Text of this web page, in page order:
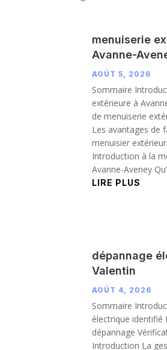
menuiserie
Avanne-
AOÛT 5, 2026
Sommaire
extérieure à
de menuiserie
Les avantages de
menuisier
Introduction à la
Avanne-Aveney
LIRE PLUS
dépannage
Valentin
AOÛT 4, 2026
Sommaire
électrique identifié
dépannage
Introduction La